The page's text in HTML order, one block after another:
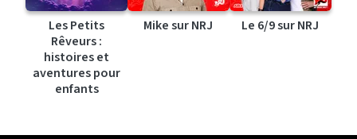
Les Petits
Rêveurs :
histoires et
aventures pour
enfants
Mike sur NRJ Le 6/9 sur NRJ